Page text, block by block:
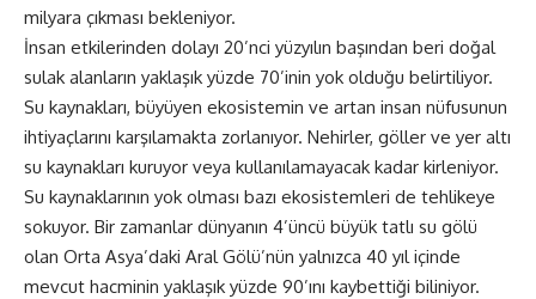
milyara çıkması bekleniyor.
İnsan etkilerinden dolayı 20’nci yüzyılın başından beri doğal
sulak alanların yaklaşık yüzde 70’inin yok olduğu belirtiliyor.
Su kaynakları, büyüyen ekosistemin ve artan insan nüfusunun
ihtiyaçlarını karşılamakta zorlanıyor. Nehirler, göller ve yer altı
su kaynakları kuruyor veya kullanılamayacak kadar kirleniyor.
Su kaynaklarının yok olması bazı ekosistemleri de tehlikeye
sokuyor. Bir zamanlar dünyanın 4’üncü büyük tatlı su gölü
olan Orta Asya’daki Aral Gölü’nün yalnızca 40 yıl içinde
mevcut hacminin yaklaşık yüzde 90’ını kaybettiği biliniyor.